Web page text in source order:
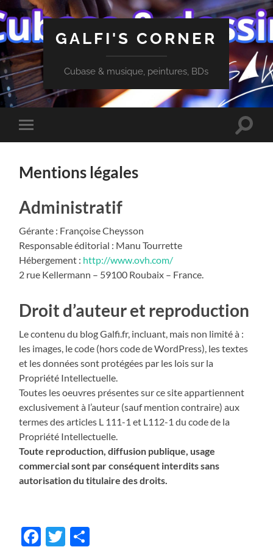
GALFI'S CORNER
Cubase & musique, peintures, BDs
Toggle
mobile
Toggle
Mentions légales
Administratif
Gérante : Françoise Cheysson
Responsable éditorial : Manu Tourrette
Hébergement : http://www.ovh.com/
2 rue Kellermann – 59100 Roubaix – France.
Droit d’auteur et reproduction
Le contenu du blog Galfi.fr, incluant, mais non limité à :
les images, le code (hors code de WordPress), les textes
et les données sont protégées par les lois sur la
Propriété Intellectuelle.
Toutes les oeuvres présentes sur ce site appartiennent
exclusivement à l’auteur (sauf mention contraire) aux
termes des articles L 111-1 et L112-1 du code de la
Propriété Intellectuelle.
Toute reproduction, diffusion publique, usage
commercial sont par conséquent interdits sans
autorisation du titulaire des droits.
Facebook
Twitter